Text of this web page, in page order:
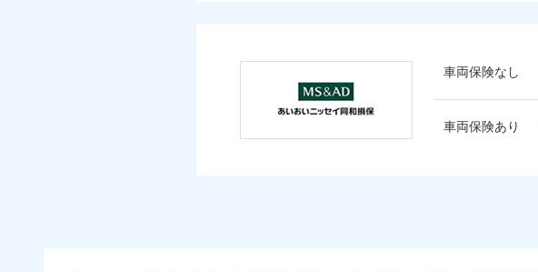
車両保険なし
車両保険あり